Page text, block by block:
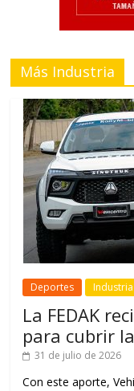
Más Industria
Deportes Industria
La FEDAK
para cubrir
31 de julio de 2026
Con este aporte,